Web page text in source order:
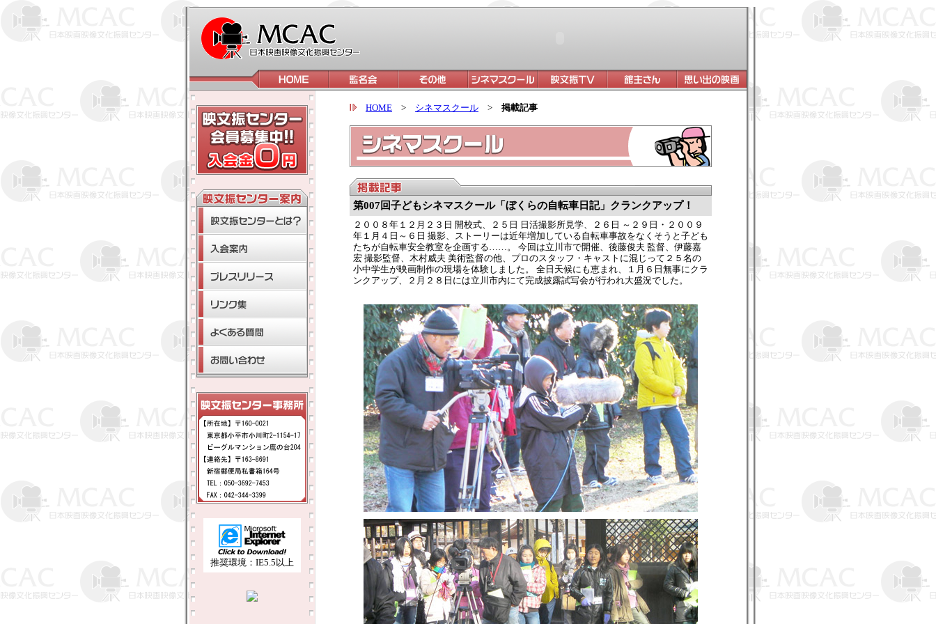
推奨環境：IE5.5以上
HOME > シネマスクール > 掲載記事
第007回子どもシネマスクール「ぼくらの自転車日記」クランクアップ！
２００８年１２月２３日 開校式、２５日 日活撮影所見学、２６日 ～２９日・２００９
年１月４日～６日 撮影、ストーリーは近年増加している自転車事故をなくそうと子ども
たちが自転車安全教室を企画する……。 今回は立川市で開催、後藤俊夫 監督、伊藤嘉
宏 撮影監督、木村威夫 美術監督の他、プロのスタッフ・キャストに混じって２５名の
小中学生が映画制作の現場を体験しました。 全日天候にも恵まれ、１月６日無事にクラ
ンクアップ、２月２８日には立川市内にて完成披露試写会が行われ大盛況でした。